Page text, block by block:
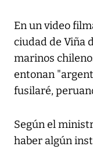
En un video
ciudad de Viña
marinos
entonan
fusilaré,
Según el
haber algún